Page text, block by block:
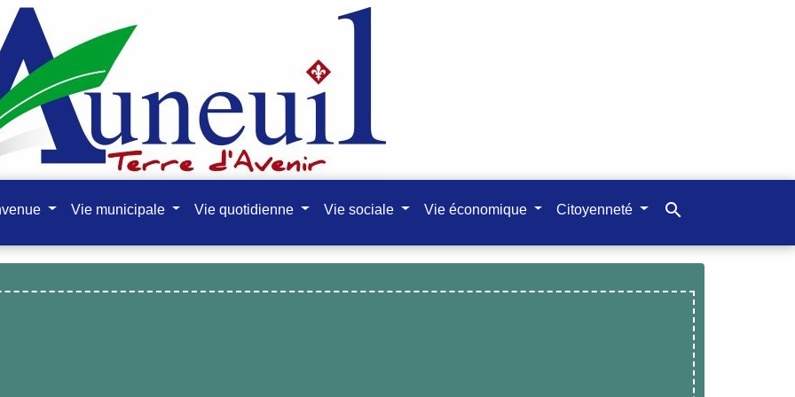
Vie municipale Vie quotidienne Vie sociale Vie économique Citoyenneté search